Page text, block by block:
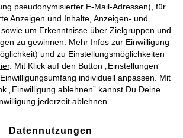
pseudonymisierter E-Mail-Adressen), für
Anzeigen und Inhalte, Anzeigen- und
um Erkenntnisse über Zielgruppen und
zu gewinnen. Mehr Infos zur Einwilligung
und zu Einstellungsmöglichkeiten
. Mit Klick auf den Button „Einstellungen”
individuell anpassen. Mit
„Einwilligung ablehnen” kannst Du Deine
jederzeit ablehnen.
Datennutzungen